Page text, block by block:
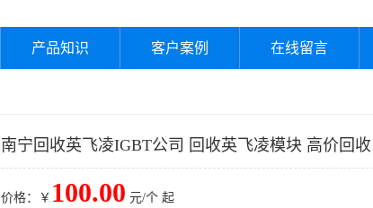
产品知识 客户案例 在线留言
南宁回收英飞凌IGBT公司 回收英飞凌模块 高价回收
价格：￥ 100.00 元/个 起